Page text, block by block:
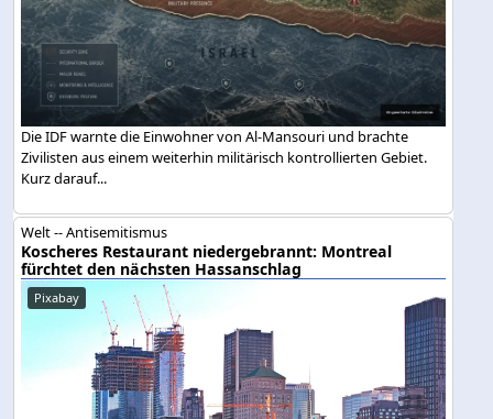
Die IDF warnte die Einwohner von Al-Mansouri und brachte
Zivilisten aus einem weiterhin militärisch kontrollierten Gebiet.
Kurz darauf...
Welt -- Antisemitismus
Koscheres Restaurant niedergebrannt: Montreal
fürchtet den nächsten Hassanschlag
Pixabay